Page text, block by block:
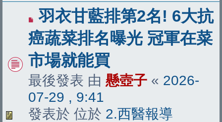
有
新
文
章
羽衣甘藍排第2名! 6大抗
癌蔬菜排名曝光 冠軍在菜
市場就能買
最後發表 由 懸壺子 « 2026-
07-29 , 9:41
發表於 位於 2.西醫報導